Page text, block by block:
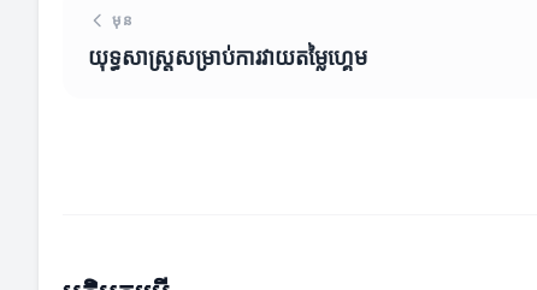
មុន
យុទ្ធសាស្ត្រសម្រាប់ការវាយតម្លៃហ្គេម